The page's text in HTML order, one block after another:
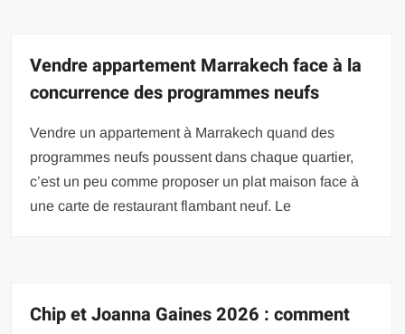
Vendre appartement Marrakech face à la
concurrence des programmes neufs
Vendre un appartement à Marrakech quand des
programmes neufs poussent dans chaque quartier,
c’est un peu comme proposer un plat maison face à
une carte de restaurant flambant neuf. Le
Chip et Joanna Gaines 2026 : comment